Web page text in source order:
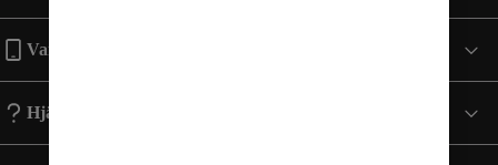
Varumärken
Hjälp